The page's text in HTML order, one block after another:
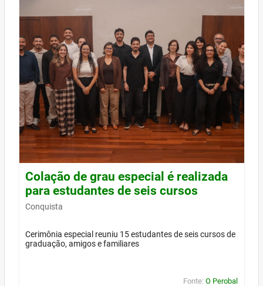
Colação de grau especial é realizada
para estudantes de seis cursos
Conquista
Cerimônia especial reuniu 15 estudantes de seis cursos de
graduação, amigos e familiares
Fonte: O Perobal